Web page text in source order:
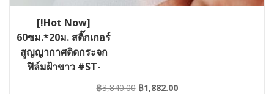
[!Hot Now]
60ซม.*20ม. สติ๊กเกอร์
สูญญากาศติดกระจก
ฟิล์มฝ้าขาว #ST-
VAC013-060×20฿3,840.00 Original
฿1,882.00Current